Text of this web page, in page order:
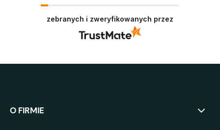
zebranych i zweryfikowanych przez
O FIRMIE